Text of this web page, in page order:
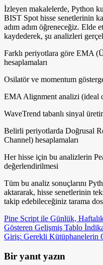
İzleyen makalelerde, Python
BIST Spot hisse senetlerinin
adım adım öğreneceğiz. Elde
kaydederek, şu analizleri
Farklı periyotlara göre EMA
hesaplamaları
Osilatör ve momentum
EMA Alignment analizi (ideal
WaveTrend tabanlı sinyal
Belirli periyotlarda Doğrusal
Channel) hesaplamaları
Her hisse için bu analizlerin
değerlendirilmesi
Tüm bu analiz sonuçlarını
aktararak, hisse senetlerinin
takip edebileceğiniz tarama
Pine Script ile Günlük,
Gösteren Gelişmiş Tablo
Giriş: Gerekli Kütüphanelerin
Bir yanıt yazın